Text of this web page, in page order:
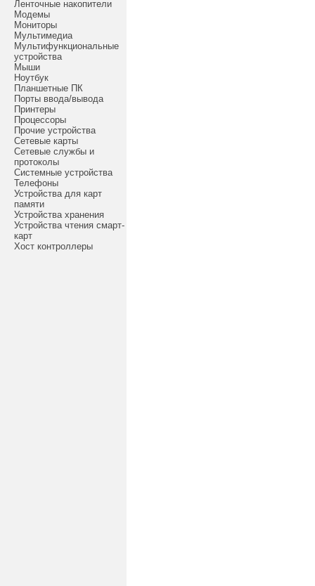
Ленточные накопители
Модемы
Мониторы
Мультимедиа
Мультифункциональные
устройства
Мыши
Ноутбук
Планшетные ПК
Порты ввода/вывода
Принтеры
Процессоры
Прочие устройства
Сетевые карты
Сетевые службы и
протоколы
Системные устройства
Телефоны
Устройства для карт
памяти
Устройства хранения
Устройства чтения смарт-
карт
Хост контроллеры